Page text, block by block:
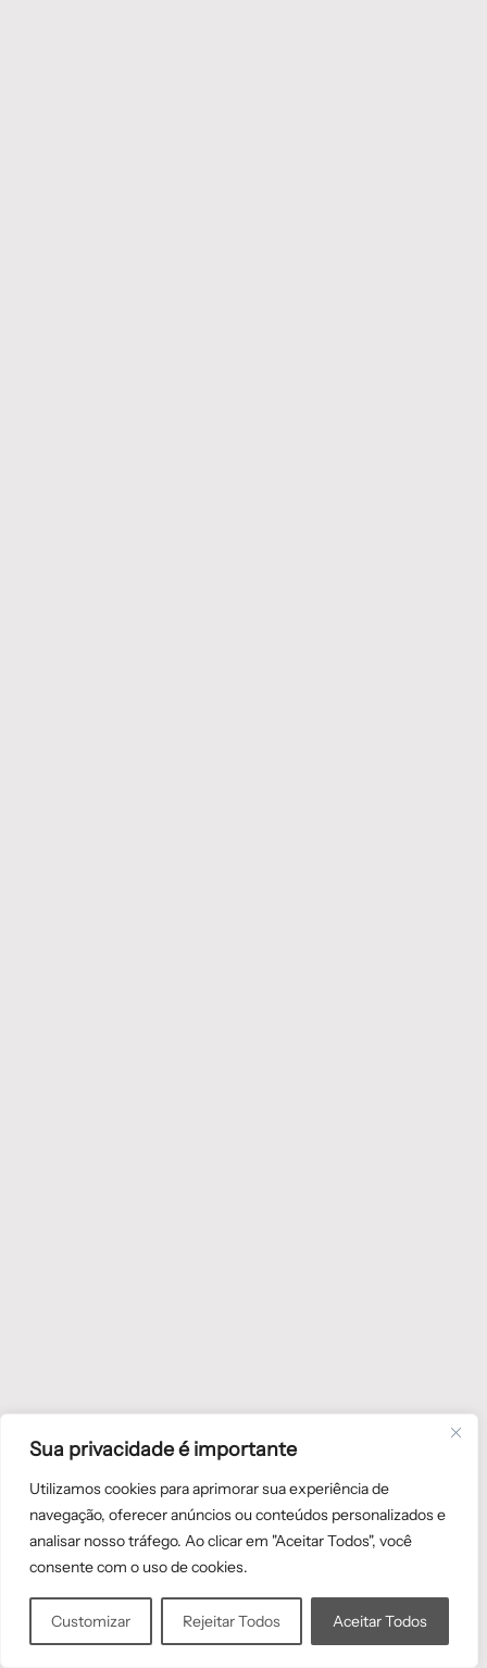
Sua privacidade é importante
Utilizamos cookies para aprimorar sua experiência de
navegação, oferecer anúncios ou conteúdos personalizados e
analisar nosso tráfego. Ao clicar em "Aceitar Todos", você
consente com o uso de cookies.
Customizar Rejeitar Todos Aceitar Todos